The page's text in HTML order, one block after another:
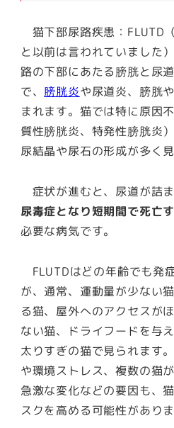
猫下部尿路疾患：FLUTD
と以前は言われていました
路の下部にあたる膀胱と尿
で、 膀胱炎や尿道炎、膀胱
まれます。猫では特に原因
質性膀胱炎、特発性膀胱炎
尿結晶や尿石の形成が多く見
症状が進むと、尿道が詰
尿毒症となり短期間で死亡
必要な病気です。
FLUTDはどの年齢でも発
が、通常、運動量が少ない
る猫、屋外へのアクセスが
ない猫、ドライフードを与
太りすぎの猫で見られます
や環境ストレス、複数の猫
急激な変化などの要因も、
スクを高める可能性がありま